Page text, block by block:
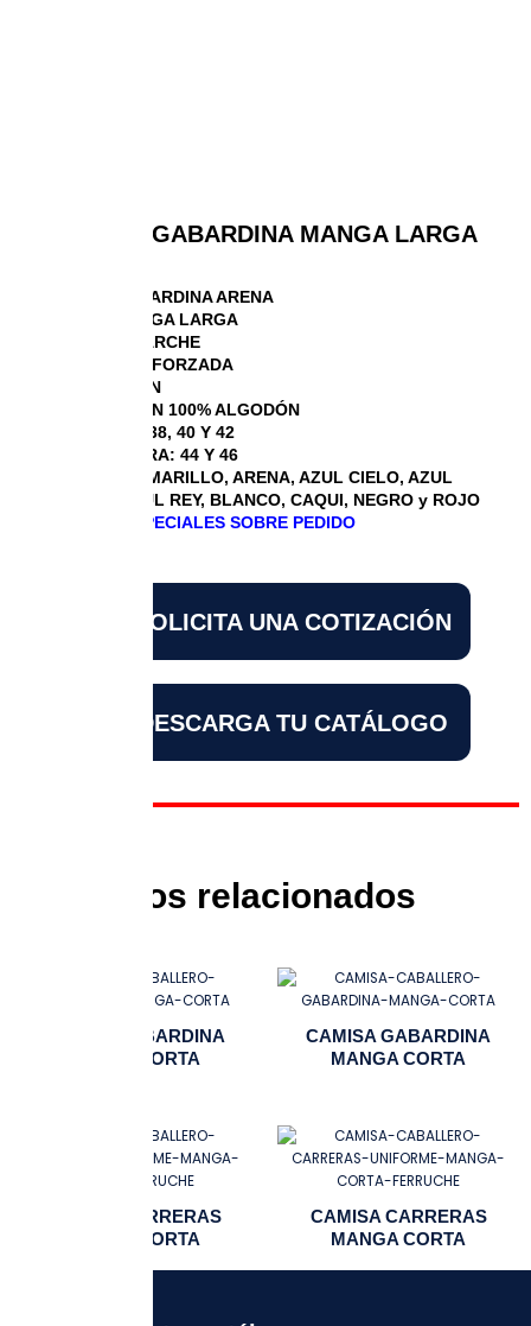
CAMISA GABARDINA MANGA LARGA
CAMISA GABARDINA ARENA
CAMISA MANGA LARGA
BOLSA DE PARCHE
COSTURA REFORZADA
BOTÓN DOWN
COMPOSICIÓN 100% ALGODÓN
TALLAS: 36, 38, 40 Y 42
TALLAS EXTRA: 44 Y 46
COLORES: AMARILLO, ARENA, AZUL CIELO, AZUL
MARINO, AZUL REY, BLANCO, CAQUI, NEGRO y ROJO
DISEÑOS ESPECIALES SOBRE PEDIDO
SOLICITA UNA COTIZACIÓN
DESCARGA TU CATÁLOGO
Productos relacionados
CAMISA GABARDINA
MANGA CORTA
CAMISA GABARDINA
MANGA CORTA
CAMISA CARRERAS
MANGA CORTA
CAMISA CARRERAS
MANGA CORTA